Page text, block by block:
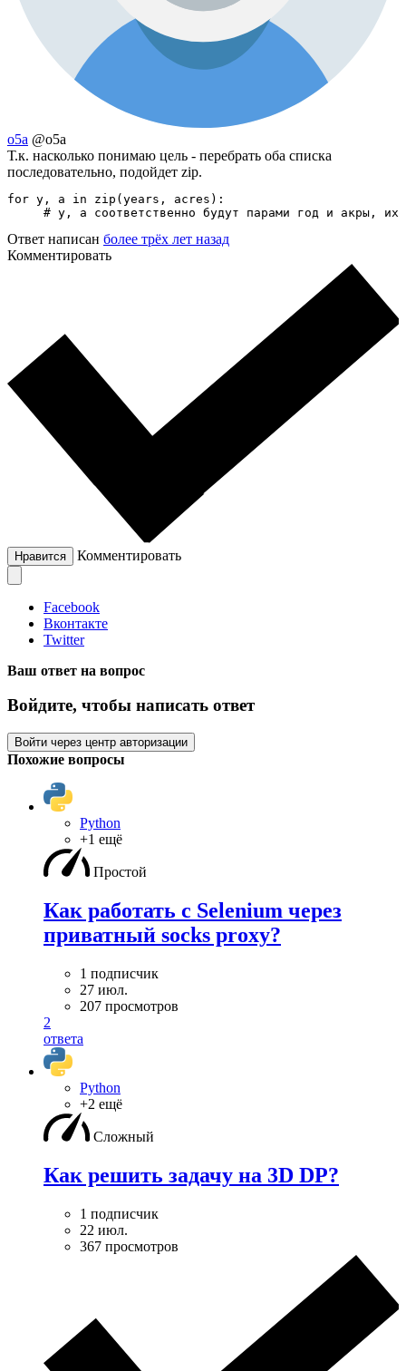
o5a @o5a
Т.к. насколько понимаю цель - перебрать оба списка
последовательно, подойдет zip.
for y, a in zip(years, acres):
# y, a соответственно будут парами год и акры,
Ответ написан более трёх лет назад
Комментировать
Нравится Комментировать
Facebook
Вконтакте
Twitter
Ваш ответ на вопрос
Войдите, чтобы написать ответ
Войти через центр авторизации
Похожие вопросы
Python
+1 ещё
Простой
Как работать с Selenium через
приватный socks proxy?
1 подписчик
27 июл.
207 просмотров
2
ответа
Python
+2 ещё
Сложный
Как решить задачу на 3D DP?
1 подписчик
22 июл.
367 просмотров